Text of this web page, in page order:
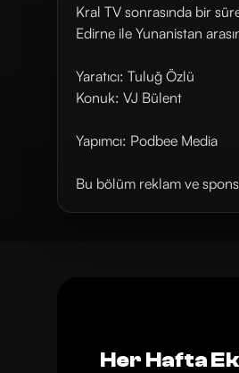
Kral TV sonrasında bir
Edirne ile Yunanistan
Yaratıcı: Tuluğ Özlü
Konuk: VJ Bülent
Yapımcı: Podbee Media
Bu bölüm reklam ve
Her Hafta